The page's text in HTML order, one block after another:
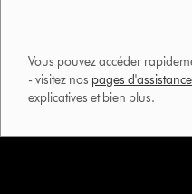
Vous pouvez accéder
- visitez nos pages d'assistance
explicatives et bien plus.​